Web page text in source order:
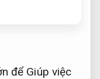
để Giúp việc